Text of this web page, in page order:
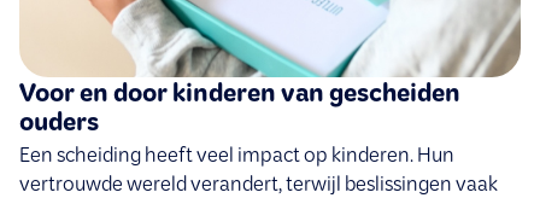
Voor en door kinderen van gescheiden
ouders
Een scheiding heeft veel impact op kinderen. Hun
vertrouwde wereld verandert, terwijl beslissingen vaak